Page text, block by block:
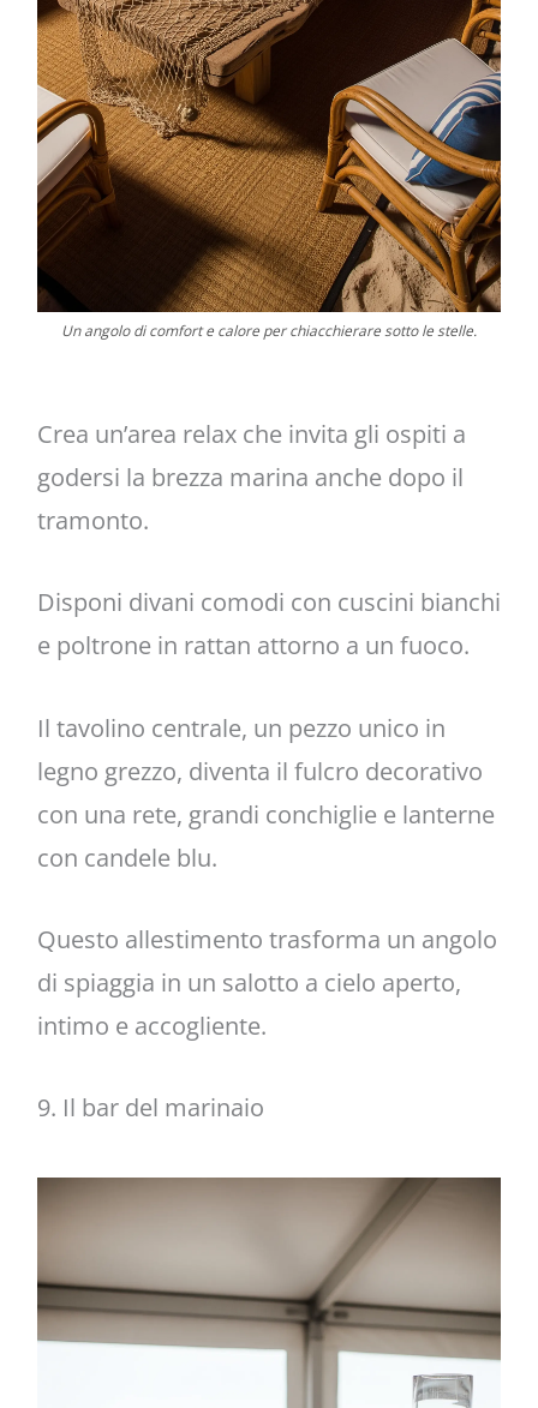
Un angolo di comfort e calore per chiacchierare sotto le stelle.
Crea un’area relax che invita gli ospiti a
godersi la brezza marina anche dopo il
tramonto.
Disponi divani comodi con cuscini bianchi
e poltrone in rattan attorno a un fuoco.
Il tavolino centrale, un pezzo unico in
legno grezzo, diventa il fulcro decorativo
con una rete, grandi conchiglie e lanterne
con candele blu.
Questo allestimento trasforma un angolo
di spiaggia in un salotto a cielo aperto,
intimo e accogliente.
9. Il bar del marinaio